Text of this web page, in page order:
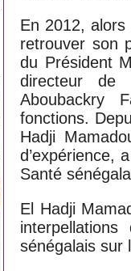
En 2012,
retrouver son
du Président
directeur de
Aboubackry
fonctions.
Hadji
d’expérience,
Santé
El Hadji
sénégalais sur